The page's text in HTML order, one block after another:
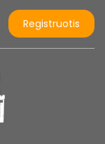
Registruotis